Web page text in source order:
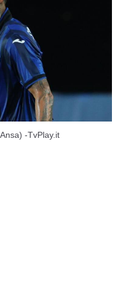
-TvPlay.it